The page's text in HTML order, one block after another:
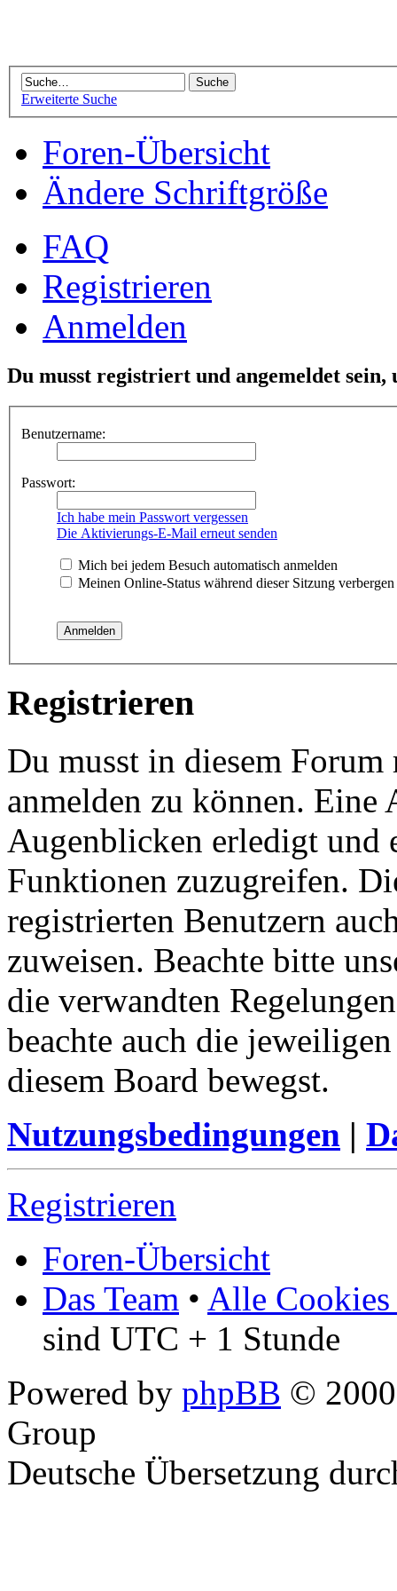
Erweiterte Suche
Foren-Übersicht
Ändere Schriftgröße
FAQ
Registrieren
Anmelden
Du musst registriert und angemeldet
Benutzername:
Passwort:
Ich habe mein Passwort vergessen
Die Aktivierungs-E-Mail erneut senden
Mich bei jedem Besuch automatisch anmelden
Meinen Online-Status während dieser Sitzung verbergen
Registrieren
Du musst in diesem
anmelden zu können.
Augenblicken erledigt und
Funktionen zuzugreifen.
registrierten Benutzern
zuweisen. Beachte bitte
die verwandten
beachte auch die
diesem Board bewegst.
Nutzungsbedingungen |
Registrieren
Foren-Übersicht
Das Team • Alle Cookies
sind UTC + 1 Stunde
Powered by phpBB ©
Group
Deutsche Übersetzung